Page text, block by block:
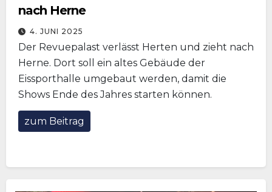
nach Herne
4. JUNI 2025
Der Revuepalast verlässt Herten und zieht nach
Herne. Dort soll ein altes Gebäude der
Eissporthalle umgebaut werden, damit die
Shows Ende des Jahres starten können.
zum Beitrag